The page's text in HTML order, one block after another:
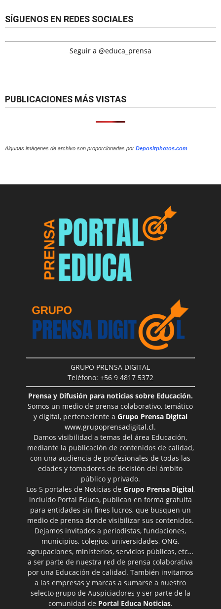
SÍGUENOS EN REDES SOCIALES
Seguir a @educa_prensa
PUBLICACIONES MÁS VISTAS
Algunas imágenes de archivo son proporcionadas por Depositphotos.com
GRUPO PRENSA DIGITAL
Teléfono: +56 9 4817 5372
Prensa y Difusión para noticias sobre Educación.
Somos un medio de prensa colaborativo, temático
y digital, perteneciente a Grupo Prensa Digital
www.grupoprensadigital.cl.
Damos visibilidad a temas del área Educación,
mediante la publicación de contenidos de calidad,
con una audiencia de profesionales de todas las
edades y tomadores de decisión del ámbito
público y privado.
Los 5 portales de Noticias de Grupo Prensa Digital,
incluido Portal Educa, publican en forma gratuita
para entidades sin fines lucros, que busquen un
medio de prensa donde visibilizar sus contenidos.
Dejamos invitados a periodistas, fundaciones,
municipios, colegios, universidades, ONG,
agrupaciones, ministerios, servicios públicos, etc…
a ser parte de nuestra red de prensa colaborativa
por una Educación de calidad. También invitamos
a las empresas y marcas a sumarse a nuestro
selecto grupo de Auspiciadores y ser parte de la
comunidad de Portal Educa Noticias.